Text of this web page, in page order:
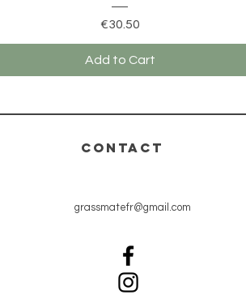
Price
€30.50
Add to Cart
CONTACT
grassmatefr@gmail.com